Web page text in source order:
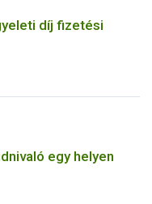
díj fizetési
egy helyen